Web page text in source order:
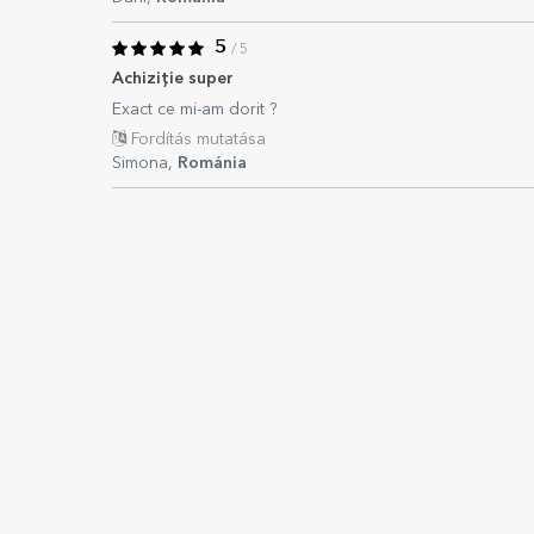
5 / 5
Achiziție super
Exact ce mi-am dorit ?
Fordítás mutatása
Simona, Románia